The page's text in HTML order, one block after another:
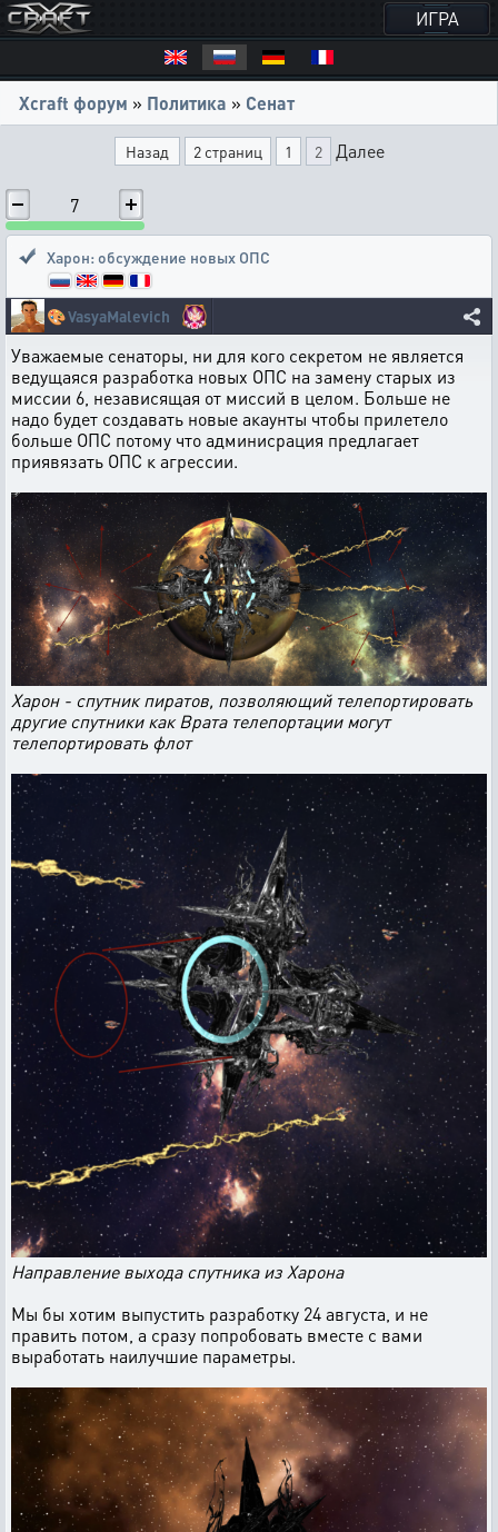
ИГРА
Xcraft форум » Политика » Сенат
Назад 2 страниц 1 2 Далее
7
Харон: обсуждение новых ОПС
🎨VasyaMalevich
Уважаемые сенаторы, ни для кого секретом не является
ведущаяся разработка новых ОПС на замену старых из
миссии 6, независящая от миссий в целом. Больше не
надо будет создавать новые акаунты чтобы прилетело
больше ОПС потому что админисрация предлагает
приявязать ОПС к агрессии.
Харон - спутник пиратов, позволяющий телепортировать
другие спутники как Врата телепортации могут
телепортировать флот
Направление выхода спутника из Харона
Мы бы хотим выпустить разработку 24 августа, и не
править потом, а сразу попробовать вместе с вами
выработать наилучшие параметры.